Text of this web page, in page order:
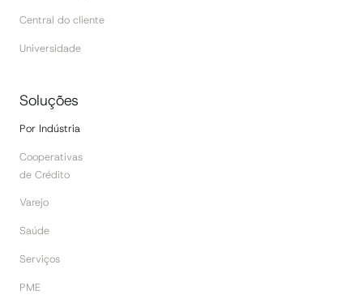
Central do cliente
Universidade
Soluções
Por Indústria
Cooperativas
de Crédito
Varejo
Saúde
Serviços
PME